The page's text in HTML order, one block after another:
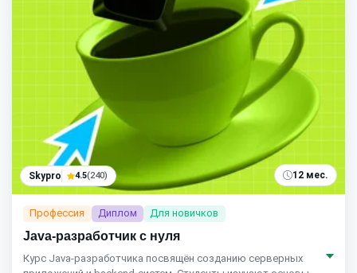
Skypro 4.5(240) 12 мес.
Профессия Диплом Для новичков
Java-разработчик с нуля
Курс Java‑разработчика посвящён созданию серверных